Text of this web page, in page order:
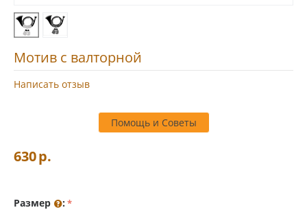
Мотив с валторной
Написать отзыв
Помощь и Советы
630р.
Размер :